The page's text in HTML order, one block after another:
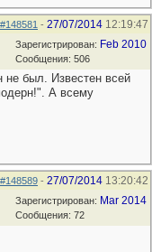
#148581 - 27/07/2014 12:19:47
Зарегистрирован: Feb 2010
Сообщения: 506
не был. Известен всей
А всему
#148589 - 27/07/2014 13:20:42
Зарегистрирован: Mar 2014
Сообщения: 72